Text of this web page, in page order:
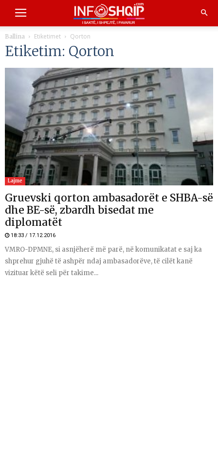
Ballina Etiketimet Qorton
Etiketim: Qorton
Lajme
Gruevski qorton ambasadorët e SHBA-së
dhe BE-së, zbardh bisedat me
diplomatët
18:33 / 17.12.2016
VMRO-DPMNE, si asnjëherë më parë, në komunikatat e saj ka
shprehur gjuhë të ashpër ndaj ambasadorëve, të cilët kanë
vizituar këtë seli për takime...